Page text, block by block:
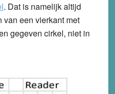
. Dat is namelijk altijd
een vierkant met
gegeven cirkel, niet in